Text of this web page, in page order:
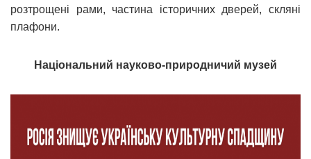
розтрощені рами, частина історичних дверей, скляні
плафони.
Національний науково-природничий музей